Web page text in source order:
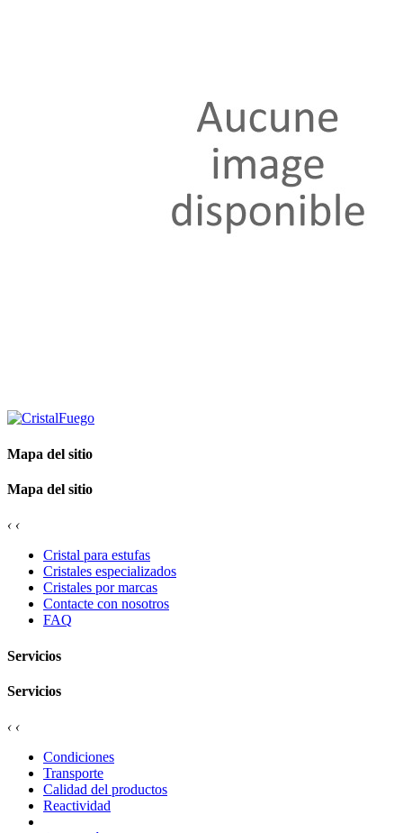
Mapa del sitio
Mapa del sitio
‹ ‹
Cristal para estufas
Cristales especializados
Cristales por marcas
Contacte con nosotros
FAQ
Servicios
Servicios
‹ ‹
Condiciones
Transporte
Calidad del productos
Reactividad